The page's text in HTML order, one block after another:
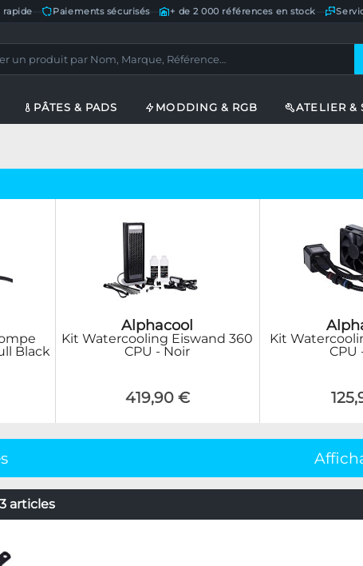
rapide Paiements sécurisés— + de 2 000 références en stock
PÂTES & PADS MODDING & RGB ATELIER &
Black
Alphacool
Kit Watercooling Eiswand 360
CPU - Noir
419,90 €
Kit
CPU
articles